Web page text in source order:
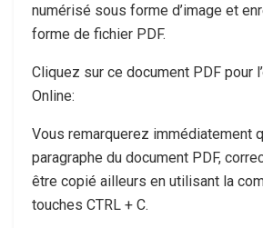
numérisé sous forme d’image et
forme de fichier PDF.
Cliquez sur ce document PDF pour
Online:
Vous remarquerez immédiatement
paragraphe du document PDF,
être copié ailleurs en utilisant la
touches CTRL + C.